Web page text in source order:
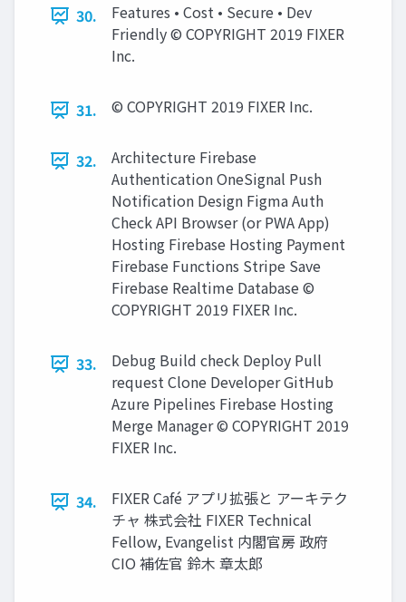
30.
Features • Cost • Secure • Dev
Friendly © COPYRIGHT 2019 FIXER
Inc.
31. © COPYRIGHT 2019 FIXER Inc.
32.
Architecture Firebase
Authentication OneSignal Push
Notification Design Figma Auth
Check API Browser (or PWA App)
Hosting Firebase Hosting Payment
Firebase Functions Stripe Save
Firebase Realtime Database ©
COPYRIGHT 2019 FIXER Inc.
33.
Debug Build check Deploy Pull
request Clone Developer GitHub
Azure Pipelines Firebase Hosting
Merge Manager © COPYRIGHT 2019
FIXER Inc.
34.
FIXER Café アプリ拡張と アーキテク
チャ 株式会社 FIXER Technical
Fellow, Evangelist 内閣官房 政府
CIO 補佐官 鈴⽊ 章太郎